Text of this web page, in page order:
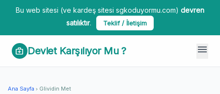
Bu web sitesi (ve kardeş sitesi sgkoduyormu.com) devren
satılıktır. Teklif / İletişim
medical_services Devlet Karşılıyor Mu ? menu
Ana Sayfa chevron_right Glividin Met